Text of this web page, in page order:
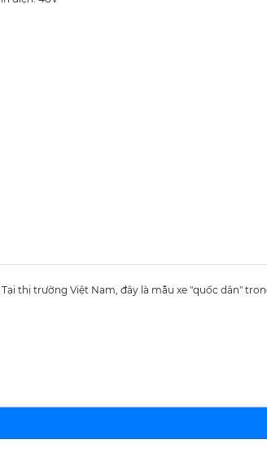
thị trường Việt Nam, đây là mẫu xe "quốc dân"